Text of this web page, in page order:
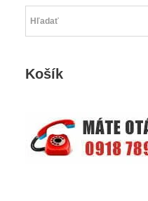
Košík